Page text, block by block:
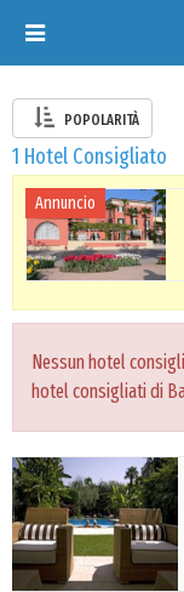
Toggle
navigation
POPOLARITÀ
1 Hotel Consigliato
Annuncio
Nessun hotel
hotel consigliati di